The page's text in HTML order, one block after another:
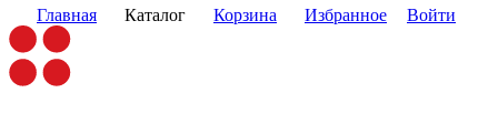
Главная Каталог Корзина Избранное Войти